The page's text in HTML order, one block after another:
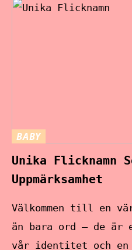
BABY
Unika Flicknamn
Uppmärksamhet
Välkommen till en
än bara ord – de
vår identitet och en